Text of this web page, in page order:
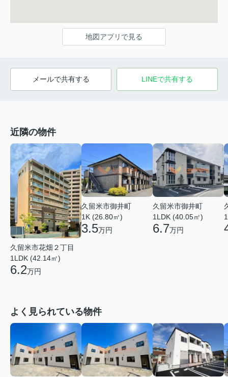
地図アプリで見る
メールで共有する LINEで共有する
近隣の物件
久留米市花畑２丁目
1LDK (42.14㎡)
6.2万円
久留米市御井町
1K (26.80㎡)
3.5万円
久留米市御井町
1LDK (40.05㎡)
6.7万円
よく見られている物件